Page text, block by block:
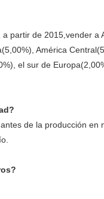
partir de 2015,vender
América
el sur de
de la producción en